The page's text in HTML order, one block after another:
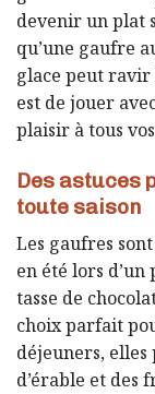
devenir un plat
qu’une gaufre
glace peut ravir
est de jouer
plaisir à tous
Des astuces
toute saison
Les gaufres
en été lors
tasse de
choix parfait
déjeuners, elles
d’érable et des